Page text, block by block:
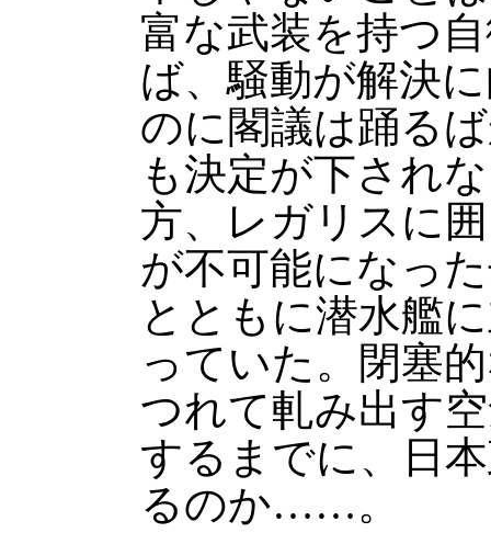
富な武装を持つ
ば、騒動が解決
のに閣議は踊る
も決定が下され
方、レガリスに
が不可能になっ
とともに潜水艦
っていた。閉塞
つれて軋み出す
するまでに、日
るのか……。